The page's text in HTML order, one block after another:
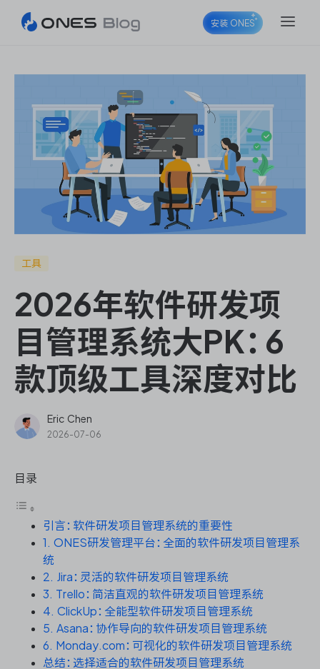
ONES Project
ONES Wiki
ONES Desk
ONES Assistant
测试管理
研发效能管理
DevOps
资源和工时管理
安装 ONES
工具
2026年软件研发项
目管理系统大PK：6
款顶级工具深度对比
Eric Chen
2026-07-06
目录
引言：软件研发项目管理系统的重要性
1. ONES研发管理平台：全面的软件研发项目管理系
统
2. Jira：灵活的软件研发项目管理系统
3. Trello：简洁直观的软件研发项目管理系统
4. ClickUp：全能型软件研发项目管理系统
5. Asana：协作导向的软件研发项目管理系统
6. Monday.com：可视化的软件研发项目管理系统
总结：选择适合的软件研发项目管理系统